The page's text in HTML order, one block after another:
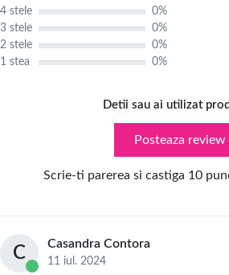
4 stele
0%
3 stele
0%
2 stele
0%
1 stea
0%
Detii sau ai utilizat
Posteaza review
Scrie-ti parerea si castiga 10
C Casandra Contora
11 iul. 2024